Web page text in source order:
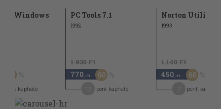
for Windows
50
pont kapható
PC Tools 7.1
1992
1.930 Ft
770 ,-Ft 60
pont kapható
Norton Utilities
1993
1.140 Ft
450 ,-Ft 60
pont kapható